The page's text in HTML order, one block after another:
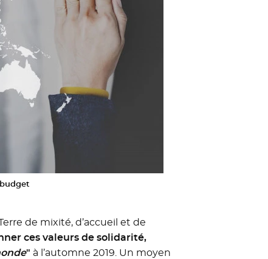
de mixité, d’accueil et de
ces valeurs de solidarité,
" à l’automne 2019. Un moyen